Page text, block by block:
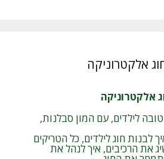
אלקטרוניקה
אלקטרוניקה
לילדים, עם המון סבלנות,
לבנות חוג לילדים, כל הטריקים
את הרכיבים, איך לנהל את